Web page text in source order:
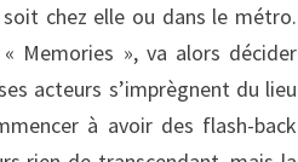
chez elle ou dans le métro.
Memories », va alors décider
acteurs s’imprègnent du lieu
à avoir des flash-back